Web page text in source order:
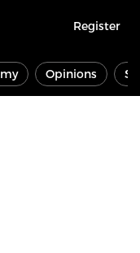
Register
Opinions